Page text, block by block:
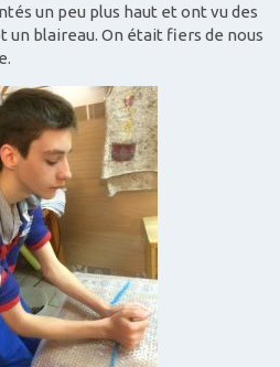
un peu plus haut et ont vu des
un blaireau. On était fiers de nous